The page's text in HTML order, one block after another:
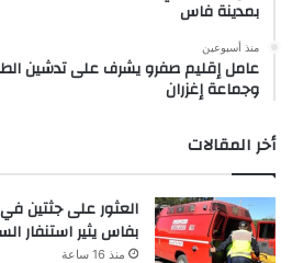
بمدينة فاس
منذ أسبوعين
عامل إقليم صفرو يشرف على تدشين
وجماعة إغزران
أخر المقالات
العثور على جثتين
بفاس يثير استنفار
منذ 16 ساعة